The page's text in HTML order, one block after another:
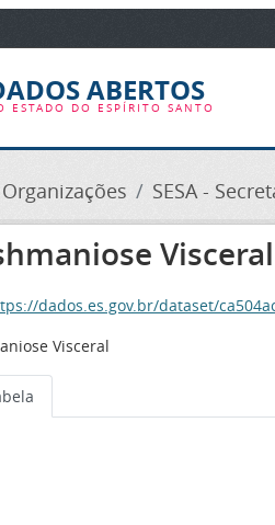
ABERTOS
ESTADO DO ESPÍRITO SANTO
Organizações SESA -
Visceral
dados.es.gov.br/dataset/
Visceral